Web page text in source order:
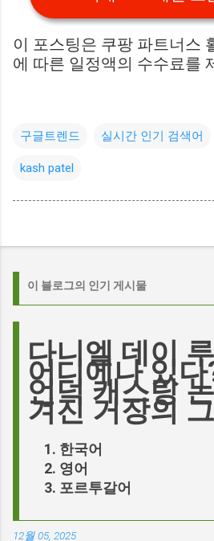
이 포스팅은 쿠팡 파트너스
에 따른 일정액의 수수료를
구글트렌드 실시간 인기 검색어
kash patel
이 블로그의 인기 게시물
다니엘 데이
어디에나 있다
언덕 캐스팅
겨진 거장의
한국어
영어
포르투갈어
12월 05, 2025